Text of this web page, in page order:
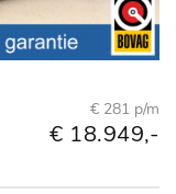
€ 281 p/m
€ 18.949,-